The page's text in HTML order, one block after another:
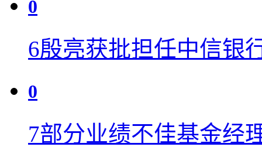
0
6殷亮获批担任中信银
0
7部分业绩不佳基金经